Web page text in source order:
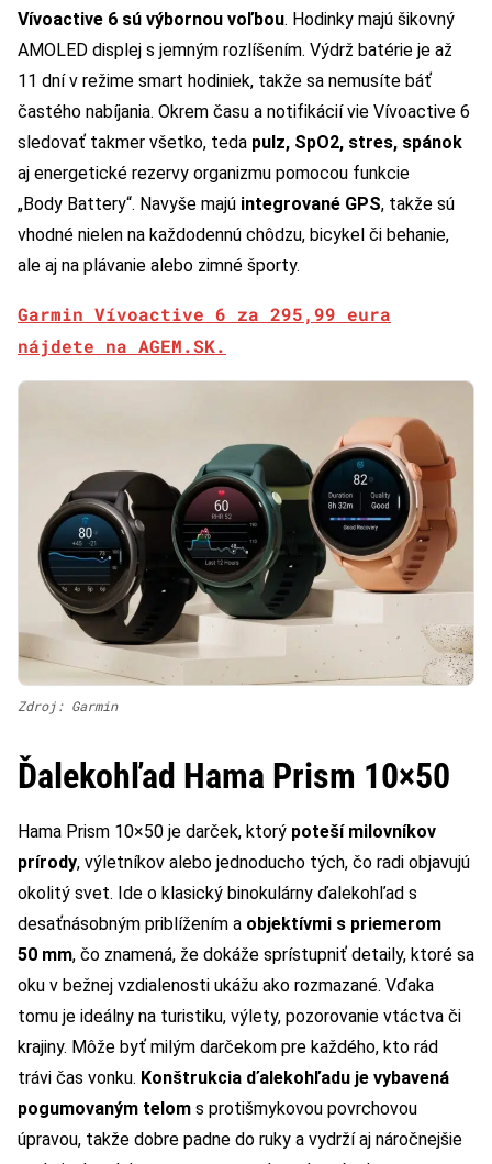
Vívoactive 6 sú výbornou voľbou. Hodinky majú šikovný
AMOLED displej s jemným rozlíšením. Výdrž batérie je až
11 dní v režime smart hodiniek, takže sa nemusíte báť
častého nabíjania. Okrem času a notifikácií vie Vívoactive 6
sledovať takmer všetko, teda pulz, SpO2, stres, spánok
aj energetické rezervy organizmu pomocou funkcie
„Body Battery“. Navyše majú integrované GPS, takže sú
vhodné nielen na každodennú chôdzu, bicykel či behanie,
ale aj na plávanie alebo zimné športy.
Garmin Vívoactive 6 za 295,99 eura
nájdete na AGEM.SK.
Zdroj: Garmin
Ďalekohľad Hama Prism 10×50
Hama Prism 10×50 je darček, ktorý poteší milovníkov
prírody, výletníkov alebo jednoducho tých, čo radi objavujú
okolitý svet. Ide o klasický binokulárny ďalekohľad s
desaťnásobným priblížením a objektívmi s priemerom
50 mm, čo znamená, že dokáže sprístupniť detaily, ktoré sa
oku v bežnej vzdialenosti ukážu ako rozmazané. Vďaka
tomu je ideálny na turistiku, výlety, pozorovanie vtáctva či
krajiny. Môže byť milým darčekom pre každého, kto rád
trávi čas vonku. Konštrukcia ďalekohľadu je vybavená
pogumovaným telom s protišmykovou povrchovou
úpravou, takže dobre padne do ruky a vydrží aj náročnejšie